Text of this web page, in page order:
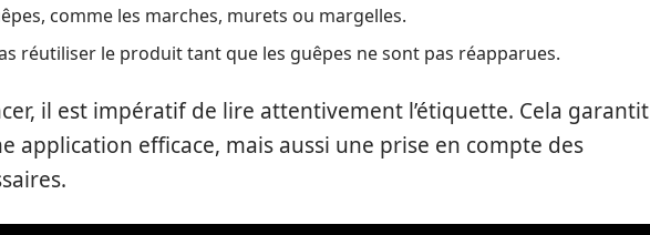
comme les marches, murets ou margelles.
réutiliser le produit tant que les guêpes ne sont pas réapparues.
il est impératif de lire attentivement l’étiquette. Cela garantit
application efficace, mais aussi une prise en compte des